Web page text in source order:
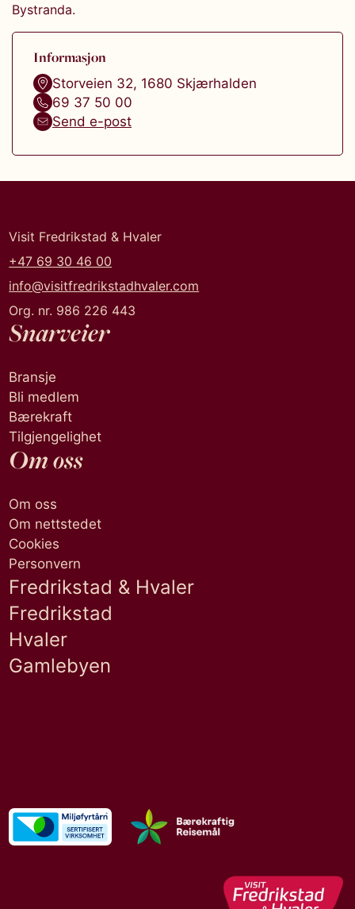
Bystranda.
Informasjon
Storveien 32, 1680 Skjærhalden
69 37 50 00
Send e-post
Visit Fredrikstad & Hvaler
+47 69 30 46 00
info@visitfredrikstadhvaler.com
Org. nr. 986 226 443
Snarveier
Bransje
Bli medlem
Bærekraft
Tilgjengelighet
Om oss
Om oss
Om nettstedet
Cookies
Personvern
Fredrikstad & Hvaler
Fredrikstad
Hvaler
Gamlebyen